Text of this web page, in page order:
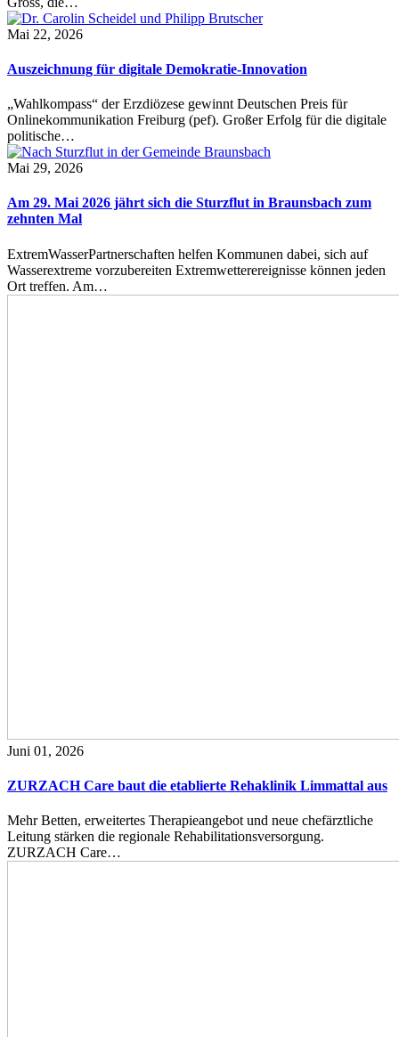
Mai 22, 2026
Auszeichnung für digitale Demokratie-Innovation
„Wahlkompass“ der Erzdiözese gewinnt Deutschen Preis für
Onlinekommunikation Freiburg (pef). Großer Erfolg für die digitale
politische…
Mai 29, 2026
Am 29. Mai 2026 jährt sich die Sturzflut in Braunsbach zum
zehnten Mal
ExtremWasserPartnerschaften helfen Kommunen dabei, sich auf
Wasserextreme vorzubereiten Extremwetterereignisse können jeden
Ort treffen. Am…
Juni 01, 2026
ZURZACH Care baut die etablierte Rehaklinik Limmattal aus
Mehr Betten, erweitertes Therapieangebot und neue chefärztliche
Leitung stärken die regionale Rehabilitationsversorgung.
ZURZACH Care…